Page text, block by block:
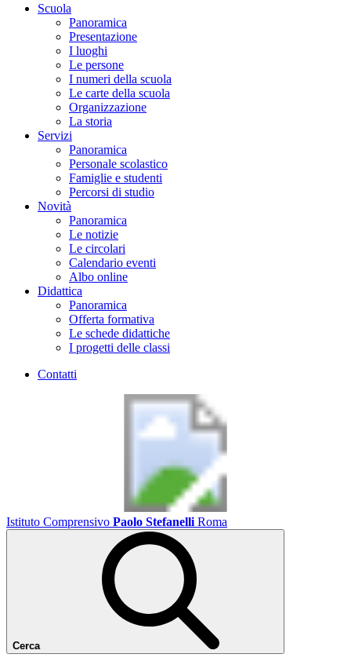
Scuola
Panoramica
Presentazione
I luoghi
Le persone
I numeri della scuola
Le carte della scuola
Organizzazione
La storia
Servizi
Panoramica
Personale scolastico
Famiglie e studenti
Percorsi di studio
Novità
Panoramica
Le notizie
Le circolari
Calendario eventi
Albo online
Didattica
Panoramica
Offerta formativa
Le schede didattiche
I progetti delle classi
Contatti
Istituto Comprensivo Paolo Stefanelli Roma
Cerca